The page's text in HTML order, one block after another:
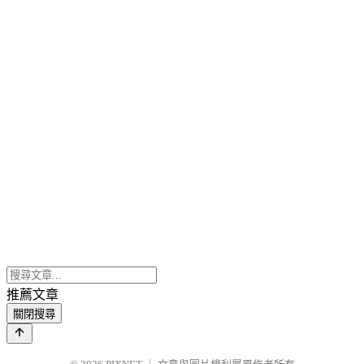
推薦文章
關閉搜尋